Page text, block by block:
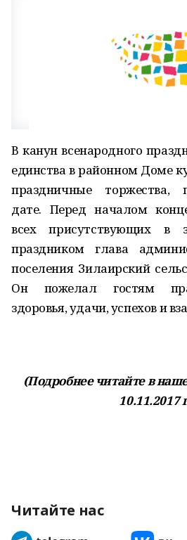
В канун всенародного
единства в районном Доме
праздничные торжества,
дате. Перед началом
всех присутствующих в
праздником глава
поселения Зилаирский
Он пожелал гостям
здоровья, удачи, успехов и
(Подробнее читайте в
10.11.2017
Читайте нас